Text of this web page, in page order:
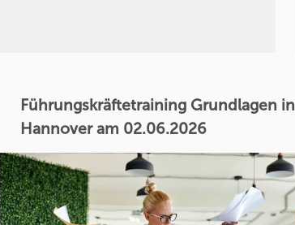
Führungskräftetraining Grundlagen in
Hannover am 02.06.2026